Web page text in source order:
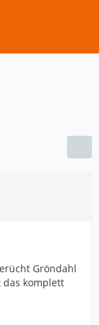
Gröndahl
das komplett